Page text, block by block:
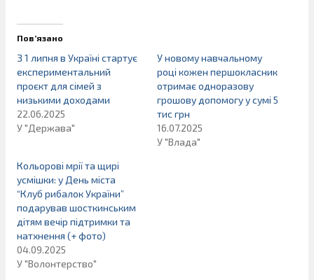
Пов’язано
З 1 липня в Україні стартує
експериментальний
проєкт для сімей з
низькими доходами
22.06.2025
У "Держава"
У новому навчальному
році кожен першокласник
отримає одноразову
грошову допомогу у сумі 5
тис грн
16.07.2025
У "Влада"
Кольорові мрії та щирі
усмішки: у День міста
“Клуб рибалок України”
подарував шосткинським
дітям вечір підтримки та
натхнення (+ фото)
04.09.2025
У "Волонтерство"